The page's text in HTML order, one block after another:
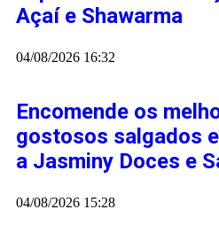
Açaí e Shawarma
04/08/2026 16:32
Encomende os
gostosos salgados
a Jasminy Doces e
04/08/2026 15:28